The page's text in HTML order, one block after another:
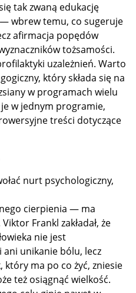
tak zwaną edukację
wbrew temu, co sugeruje
afirmacja popędów
tożsamości.
uzależnień. Warto
który składa się na
w programach wielu
w jednym programie,
treści dotyczące
nurt psychologiczny,
cierpienia — ma
Frankl zakładał, że
nie jest
unikanie bólu, lecz
który ma po co żyć, zniesie
też osiągnąć wielkość.